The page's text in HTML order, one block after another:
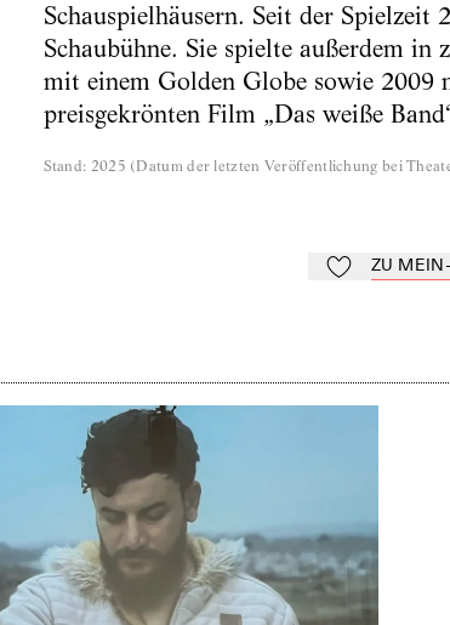
Schauspielhäusern. Seit der
Schaubühne. Sie spielte außerdem
mit einem Golden Globe sowie 2009
preisgekrönten Film „Das weiße
Stand: 2025 (Datum der letzten Veröffentlichung bei
Zu Mein-TdZ
ZU